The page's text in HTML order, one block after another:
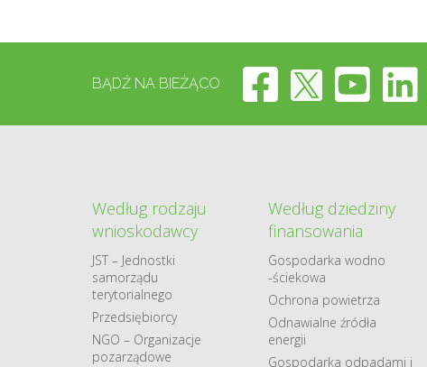
BĄDŹ NA BIEŻĄCO
Według rodzaju
wnioskodawcy
JST – Jednostki
samorządu
terytorialnego
Przedsiębiorcy
NGO – Organizacje
pozarządowe
Według dziedziny
finansowania
Gospodarka​ wodno​
-ściekowa
Ochrona powietrza
Odnawialne​ źródła​
energii
Gospodarka odpadami i